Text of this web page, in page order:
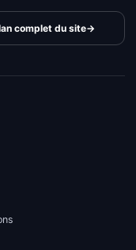
complet du site→